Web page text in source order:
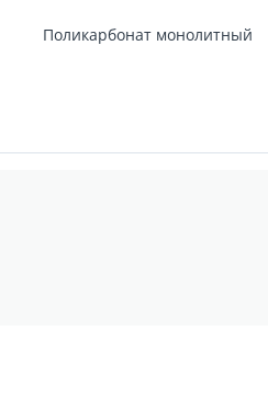
Поликарбонат монолитный